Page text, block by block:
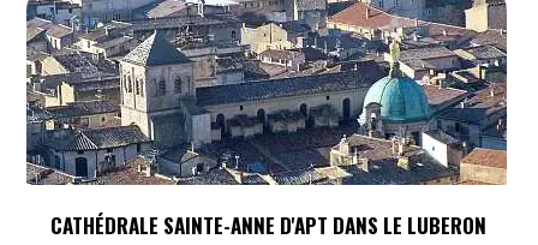
CATHÉDRALE SAINTE-ANNE D'APT DANS LE LUBERON